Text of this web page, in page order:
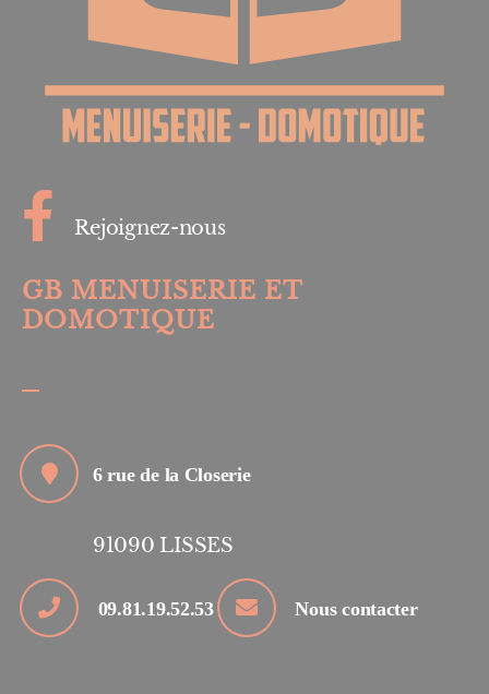
Rejoignez-nous
GB MENUISERIE ET
DOMOTIQUE
6 rue de la Closerie
91090 LISSES
09.81.19.52.53 Nous contacter